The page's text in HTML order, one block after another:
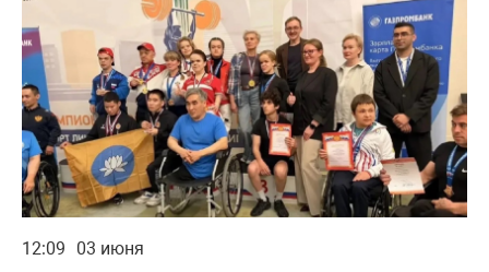
12:09 03 июня